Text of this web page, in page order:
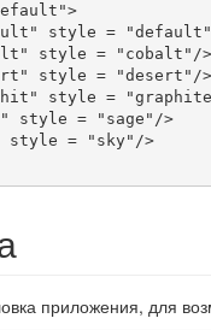
приложения, для